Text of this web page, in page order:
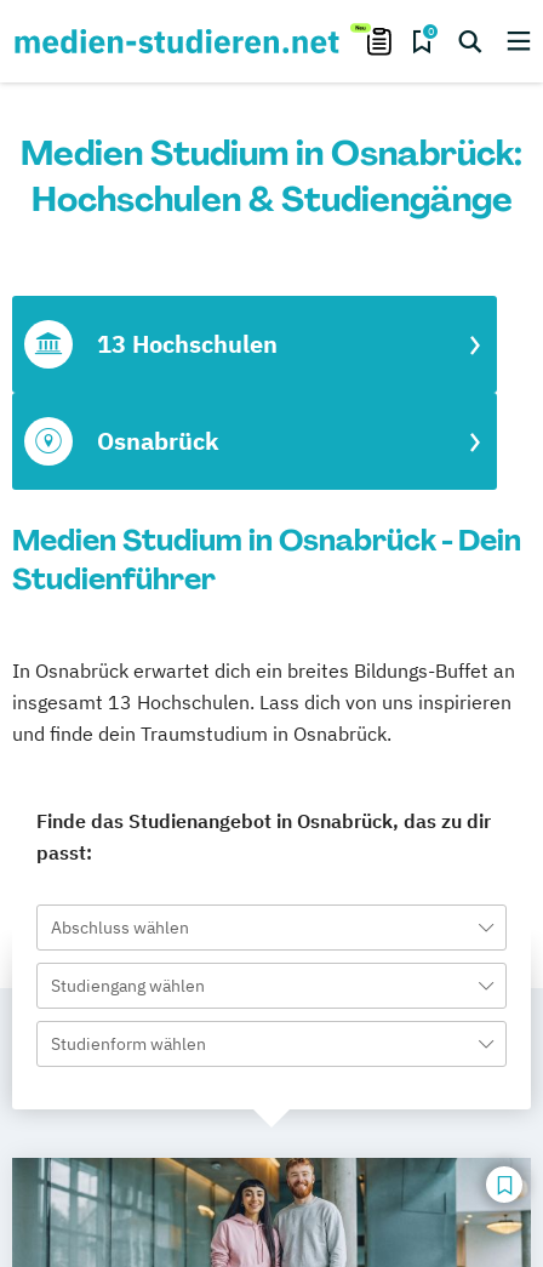
0
Medien Studium in Osnabrück:
Hochschulen & Studiengänge
Osnabrück
13 Hochschulen
Medien Studium in Osnabrück - Dein
Studienführer
In Osnabrück erwartet dich ein breites Bildungs-Buffet an
insgesamt 13 Hochschulen. Lass dich von uns inspirieren
und finde dein Traumstudium in Osnabrück.
Finde das Studienangebot in Osnabrück, das zu dir
passt:
Abschluss wählen
Studiengang wählen
Studienform wählen